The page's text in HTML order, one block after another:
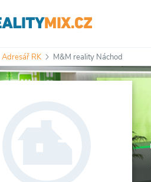
Adresář RK M&M reality Náchod